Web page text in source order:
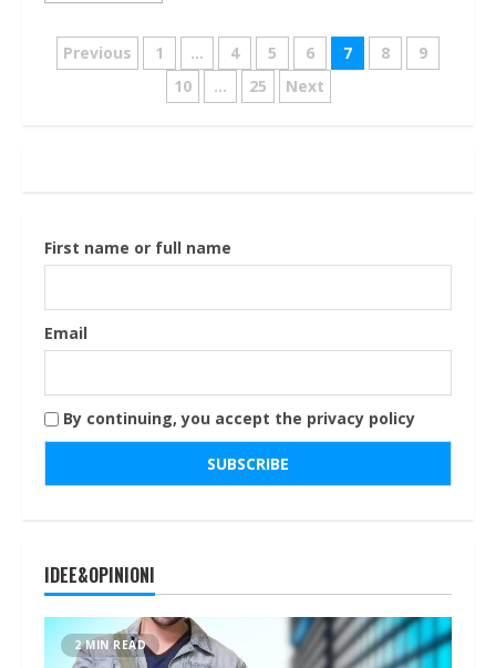
Navigazione
Previous 1 … 4 5 6 7 8
9
10
… 25 Next
First name or full name
Email
By continuing, you accept the privacy policy
IDEE&OPINIONI
2 MIN READ